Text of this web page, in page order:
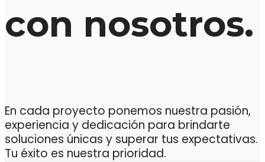
con nosotros.
En cada proyecto ponemos nuestra pasión,
experiencia y dedicación para brindarte
soluciones únicas y superar tus expectativas.
Tu éxito es nuestra prioridad.